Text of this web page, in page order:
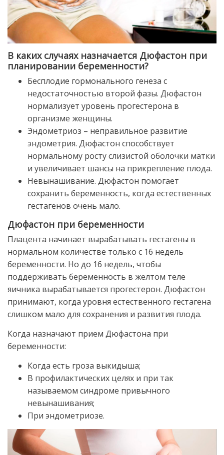
В каких случаях назначается Дюфастон при
планировании беременности?
Бесплодие гормонального генеза с
недостаточностью второй фазы. Дюфастон
нормализует уровень прогестерона в
организме женщины.
Эндометриоз – неправильное развитие
эндометрия. Дюфастон способствует
нормальному росту слизистой оболочки матки
и увеличивает шансы на прикрепление плода.
Невынашивание. Дюфастон помогает
сохранить беременность, когда естественных
гестагенов очень мало.
Дюфастон при беременности
Плацента начинает вырабатывать гестагены в
нормальном количестве только с 16 недель
беременности. Но до 16 недель, чтобы
поддерживать беременность в желтом теле
яичника вырабатывается прогестерон. Дюфастон
принимают, когда уровня естественного гестагена
слишком мало для сохранения и развития плода.
Когда назначают прием Дюфастона при
беременности:
Когда есть гроза выкидыша;
В профилактических целях и при так
называемом синдроме привычного
невынашивания;
При эндометриозе.